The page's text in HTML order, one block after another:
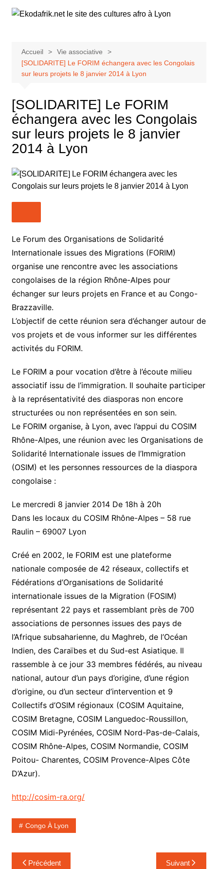
Accueil
Vie associative
[SOLIDARITE] Le FORIM échangera avec les Congolais
sur leurs projets le 8 janvier 2014 à Lyon
[SOLIDARITE] Le FORIM
échangera avec les Congolais
sur leurs projets le 8 janvier
2014 à Lyon
Le Forum des Organisations de Solidarité
Internationale issues des Migrations (FORIM)
organise une rencontre avec les associations
congolaises de la région Rhône-Alpes pour
échanger sur leurs projets en France et au Congo-
Brazzaville.
L’objectif de cette réunion sera d’échanger autour de
vos projets et de vous informer sur les différentes
activités du FORIM.
Le FORIM a pour vocation d’être à l’écoute milieu
associatif issu de l’immigration. Il souhaite participer
à la représentativité des diasporas non encore
structurées ou non représentées en son sein.
Le FORIM organise, à Lyon, avec l’appui du COSIM
Rhône-Alpes, une réunion avec les Organisations de
Solidarité Internationale issues de l’Immigration
(OSIM) et les personnes ressources de la diaspora
congolaise :
Le mercredi 8 janvier 2014 De 18h à 20h
Dans les locaux du COSIM Rhône-Alpes – 58 rue
Raulin – 69007 Lyon
Créé en 2002, le FORIM est une plateforme
nationale composée de 42 réseaux, collectifs et
Fédérations d’Organisations de Solidarité
internationale issues de la Migration (FOSIM)
représentant 22 pays et rassemblant près de 700
associations de personnes issues des pays de
l’Afrique subsaharienne, du Maghreb, de l’Océan
Indien, des Caraïbes et du Sud-est Asiatique. Il
rassemble à ce jour 33 membres fédérés, au niveau
national, autour d’un pays d’origine, d’une région
d’origine, ou d’un secteur d’intervention et 9
Collectifs d’OSIM régionaux (COSIM Aquitaine,
COSIM Bretagne, COSIM Languedoc-Roussillon,
COSIM Midi-Pyrénées, COSIM Nord-Pas-de-Calais,
COSIM Rhône-Alpes, COSIM Normandie, COSIM
Poitou- Charentes, COSIM Provence-Alpes Côte
D’Azur).
http://cosim-ra.org/
Congo À Lyon
Navigation
Précédent Suivant